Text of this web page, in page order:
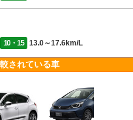
10・15 13.0～17.6km/L
されている車